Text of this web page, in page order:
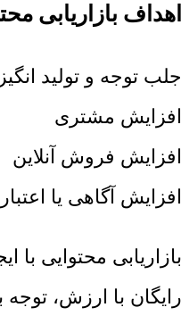
اهداف بازاریابی
جلب توجه و تولید
افزایش مشتری
افزایش فروش آنلاین
افزایش آگاهی یا
بازاریابی محتوایی با
رایگان با ارزش، توجه